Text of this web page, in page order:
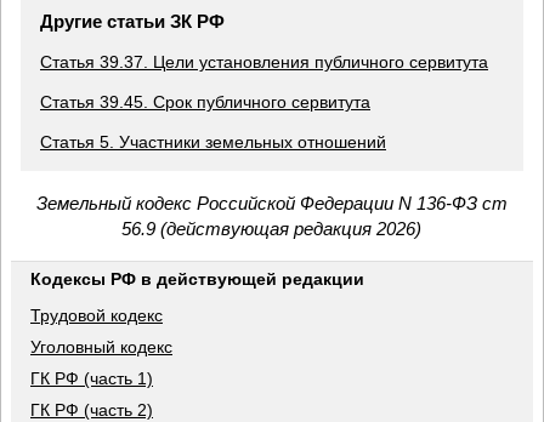
Другие статьи ЗК РФ
Статья 39.37. Цели установления публичного сервитута
Статья 39.45. Срок публичного сервитута
Статья 5. Участники земельных отношений
Земельный кодекс Российской Федерации N 136-ФЗ ст
56.9 (действующая редакция 2026)
Кодексы РФ в действующей редакции
Трудовой кодекс
Уголовный кодекс
ГК РФ (часть 1)
ГК РФ (часть 2)